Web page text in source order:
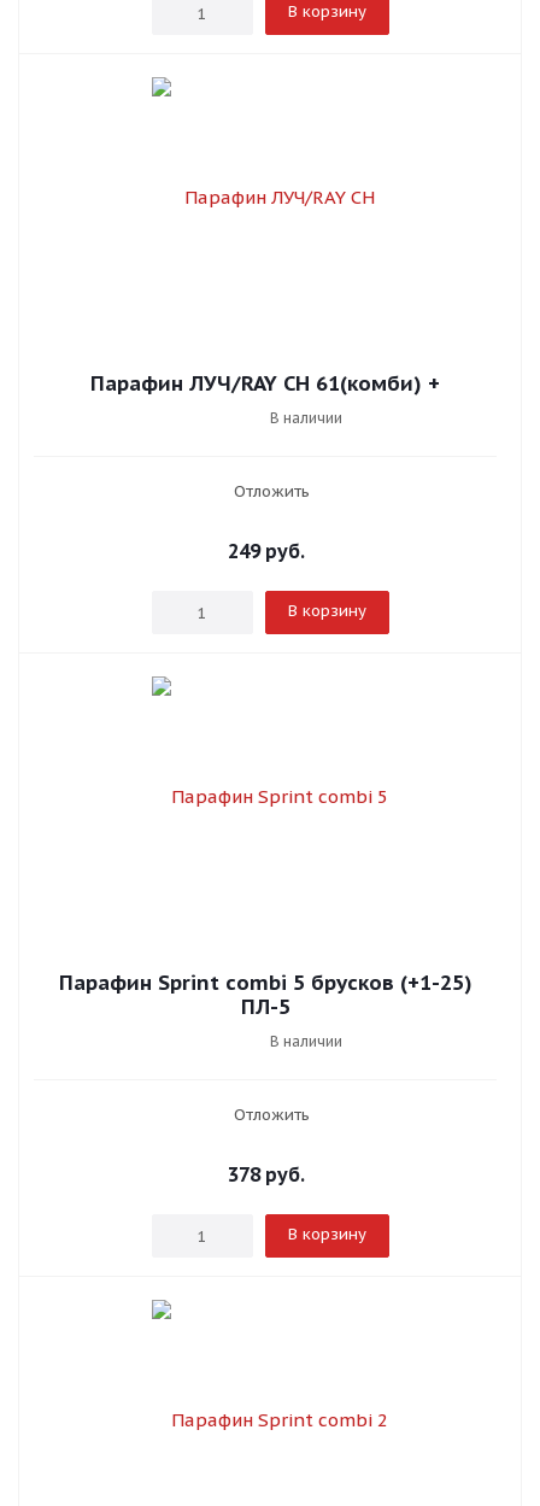
В корзину
Парафин ЛУЧ/RAY CH 61(комби) +
В наличии
Отложить
249руб.
В корзину
Парафин Sprint combi 5 брусков (+1-25)
ПЛ-5
В наличии
Отложить
378руб.
В корзину